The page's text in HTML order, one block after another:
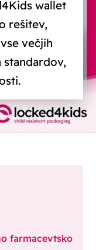
wallet
rešitev,
večjih
standardov,
farmacevtsko